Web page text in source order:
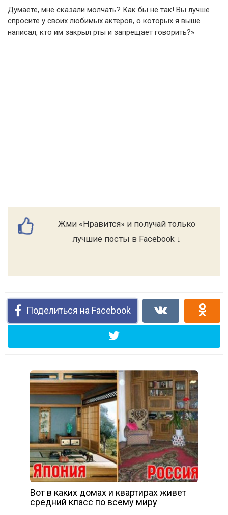
Думаете, мне сказали молчать? Как бы не так! Вы лучше
спросите у своих любимых актеров, о которых я выше
написал, кто им закрыл рты и запрещает говорить?»
Жми «Нравится» и получай только
лучшие посты в Facebook ↓
Поделиться на Facebook
Вот в каких домах и квартирах живет
средний класс по всему миру